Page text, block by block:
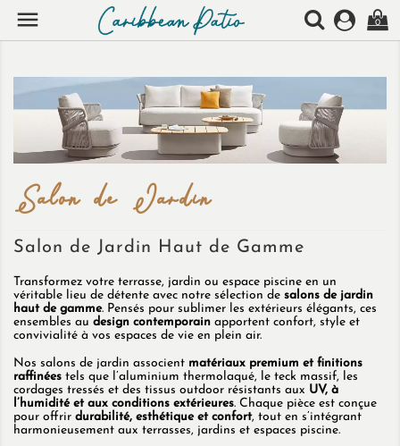
 0
Salon de Jardin
Salon de Jardin Haut de Gamme
Transformez votre terrasse, jardin ou espace piscine en un
véritable lieu de détente avec notre sélection de salons de jardin
haut de gamme. Pensés pour sublimer les extérieurs élégants, ces
ensembles au design contemporain apportent confort, style et
convivialité à vos espaces de vie en plein air.
Nos salons de jardin associent matériaux premium et finitions
raffinées tels que l’aluminium thermolaqué, le teck massif, les
cordages tressés et des tissus outdoor résistants aux UV, à
l’humidité et aux conditions extérieures. Chaque pièce est conçue
pour offrir durabilité, esthétique et confort, tout en s’intégrant
harmonieusement aux terrasses, jardins et espaces piscine.